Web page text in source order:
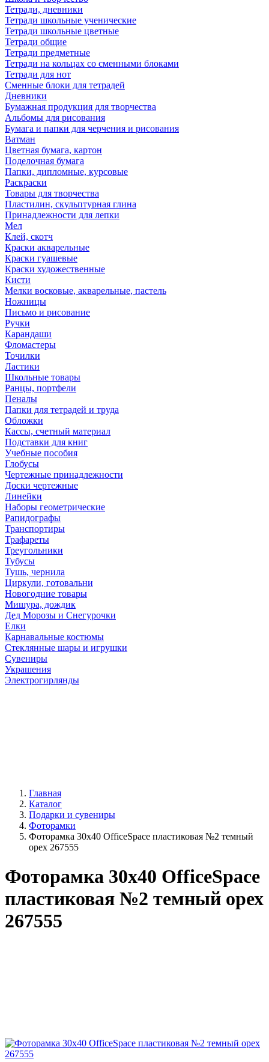
Тетради, дневники
Тетради школьные ученические
Тетради школьные цветные
Тетради общие
Тетради предметные
Тетради на кольцах со сменными блоками
Тетради для нот
Сменные блоки для тетрадей
Дневники
Бумажная продукция для творчества
Альбомы для рисования
Бумага и папки для черчения и рисования
Ватман
Цветная бумага, картон
Поделочная бумага
Папки, дипломные, курсовые
Раскраски
Товары для творчества
Пластилин, скульптурная глина
Принадлежности для лепки
Мел
Клей, скотч
Краски акварельные
Краски гуашевые
Краски художественные
Кисти
Мелки восковые, акварельные, пастель
Ножницы
Письмо и рисование
Ручки
Карандаши
Фломастеры
Точилки
Ластики
Школьные товары
Ранцы, портфели
Пеналы
Папки для тетрадей и труда
Обложки
Кассы, счетный материал
Подставки для книг
Учебные пособия
Глобусы
Чертежные принадлежности
Доски чертежные
Линейки
Наборы геометрические
Рапидографы
Транспортиры
Трафареты
Треугольники
Тубусы
Тушь, чернила
Циркули, готовальни
Новогодние товары
Мишура, дождик
Дед Морозы и Снегурочки
Елки
Карнавальные костюмы
Стеклянные шары и игрушки
Сувениры
Украшения
Электрогирлянды
Главная
Каталог
Подарки и сувениры
Фоторамки
Фоторамка 30х40 OfficeSpace пластиковая №2 темный
орех 267555
Фоторамка 30х40 OfficeSpace
пластиковая №2 темный орех
267555